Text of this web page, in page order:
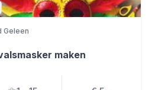
Geleen
maken